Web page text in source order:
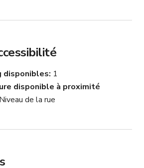
Hollywood et panoramas
fourni sur demande.
disponibles 1
disponible à proximité
Niveau de la rue